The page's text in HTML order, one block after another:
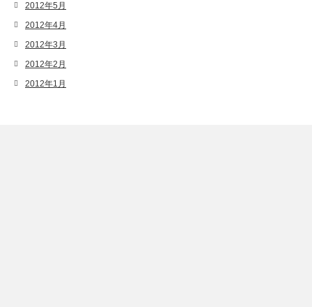
2012年5月
2012年4月
2012年3月
2012年2月
2012年1月